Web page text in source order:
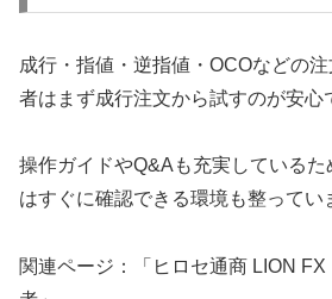
成行・指値・逆指値・OCOなどの
者はまず成行注文から試すのが安心
操作ガイドやQ&Aも充実しているた
はすぐに確認できる環境も整ってい
関連ページ：「ヒロセ通商 LION